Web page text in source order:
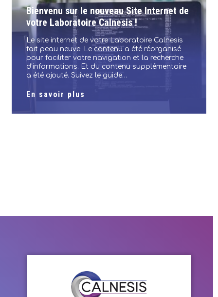
Bienvenu sur le nouveau Site Internet de
votre Laboratoire Calnesis !
Le site internet de votre Laboratoire Calnesis
fait peau neuve. Le contenu a été réorganisé
pour faciliter votre navigation et la recherche
d’informations. Et du contenu supplémentaire
a été ajouté. Suivez le guide…
En savoir plus